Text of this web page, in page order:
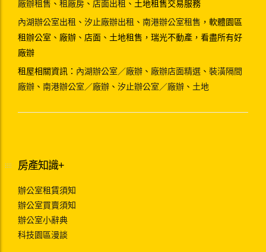
廠辦租售 、 租廠房 、 店面出租 、土地租售交易服務
內湖辦公室出租 、 汐止廠辦出租 、 南港辦公室租售 ，軟體園區
租辦公室、廠辦、店面、土地租售，瑞光不動產，看盡所有好
廠辦
租屋相關資訊： 內湖辦公室／廠辦 、 廠辦店面精選 、 裝潢隔間
廠辦 、 南港辦公室／廠辦 、 汐止辦公室／廠辦 、 土地
房產知識+
辦公室租賃須知
辦公室買賣須知
辦公室小辭典
科技園區漫談